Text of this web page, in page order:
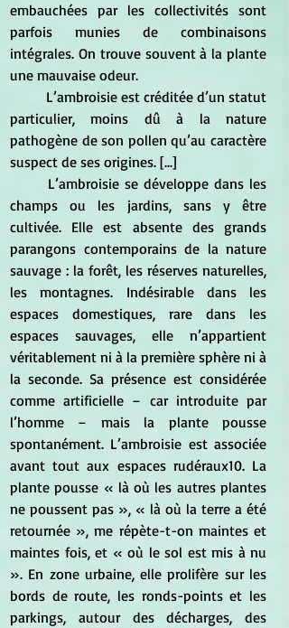
embauchées par les collectivités sont
parfois munies de combinaisons
intégrales. On trouve souvent à la plante
une mauvaise odeur.
particulier, moins dû à la nature
pathogène de son pollen qu’au caractère
suspect de ses origines. [...]
champs ou les jardins, sans y être
cultivée. Elle est absente des grands
parangons contemporains de la nature
sauvage : la forêt, les réserves naturelles,
les montagnes. Indésirable dans les
espaces domestiques, rare dans les
espaces sauvages, elle n’appartient
véritablement ni à la première sphère ni à
la seconde. Sa présence est considérée
comme artificielle – car introduite par
l’homme – mais la plante pousse
spontanément. L’ambroisie est associée
avant tout aux espaces rudéraux10. La
plante pousse « là où les autres plantes
ne poussent pas », « là où la terre a été
retournée », me répète-t-on maintes et
maintes fois, et « où le sol est mis à nu
». En zone urbaine, elle prolifère sur les
bords de route, les ronds-points et les
parkings, autour des décharges, des